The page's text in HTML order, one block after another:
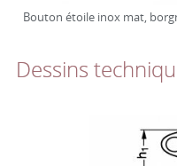
Bouton étoile inox mat,
Dessins